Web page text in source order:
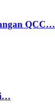
QCC…